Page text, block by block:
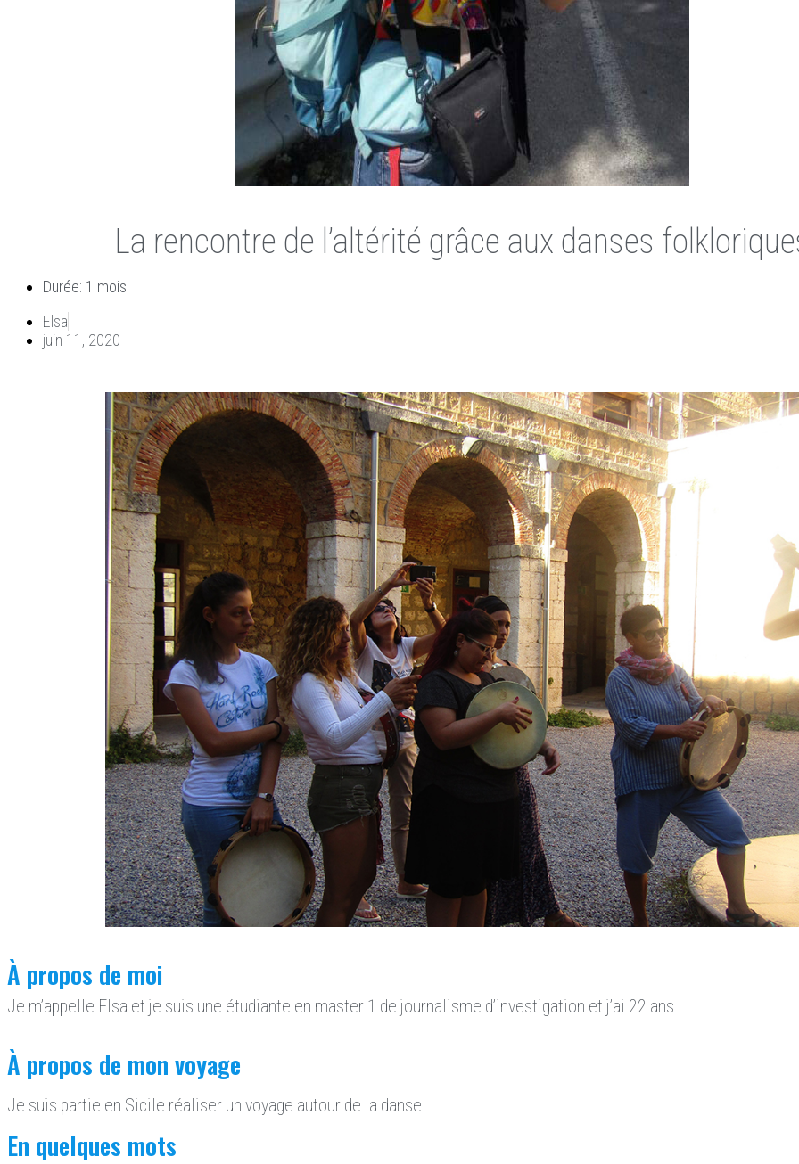
La rencontre de l’altérité grâce aux danses
Durée: 1 mois
Elsa
juin 11, 2020
À propos de moi
Je m’appelle Elsa et je suis une étudiante en master 1 de journalisme d’investigation et j’ai 22 ans.
À propos de mon voyage
Je suis partie en Sicile réaliser un voyage autour de la danse.
En quelques mots